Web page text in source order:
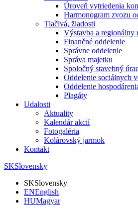
Úroveň vytriedenia
Harmonogram zvozu
Tlačivá, žiadosti
Výstavba a regionálny
Finančné oddelenie
Správne oddelenie
Správa majetku
Spoločný stavebný
Oddelenie sociálnych
Oddelenie
Plagáty
Udalosti
Aktuality
Kalendár akcií
Fotogaléria
Kolárovský jarmok
Kontakt
SKSlovensky
SKSlovensky
ENEnglish
HUMagyar